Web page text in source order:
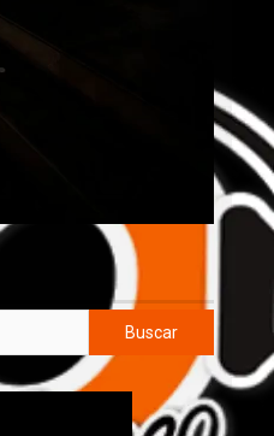
Buscar